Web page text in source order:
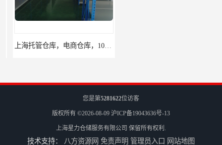
上海托管仓库，电商仓库，10平起租
您是第5281622位访客
版权所有 ©2026-08-09 沪ICP备19043636号-13
上海星力仓储服务有限公司 保留所有权利.
技术支持： 八方资源网 免责声明 管理员入口 网站地图